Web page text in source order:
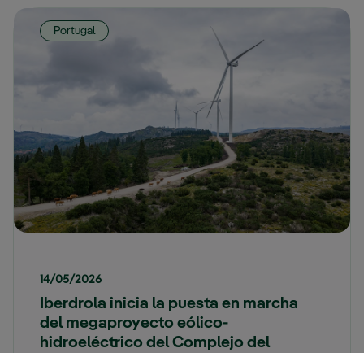
Portugal
14/05/2026
Iberdrola inicia la puesta en marcha
del megaproyecto eólico-
hidroeléctrico del Complejo del